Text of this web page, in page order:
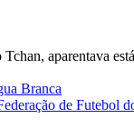
aparentava
Branca
de Futebol